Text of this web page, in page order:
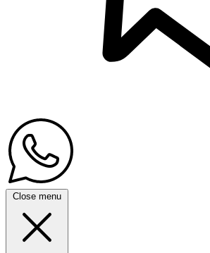
Close menu